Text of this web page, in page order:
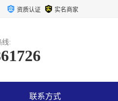
资质认证 实名商家
线:
联系方式